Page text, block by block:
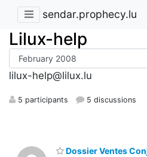
sendar.prophecy.lu
Lilux-help
lilux-help@lilux.lu
5 participants 5 discussions
Dossier Ventes